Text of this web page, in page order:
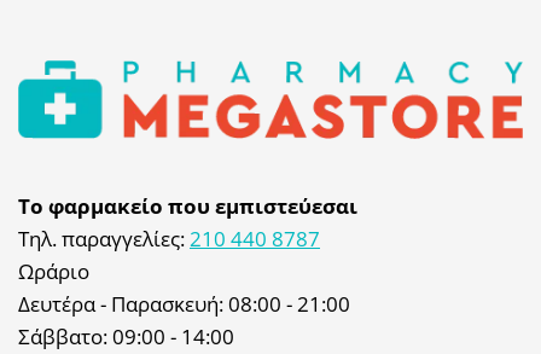
Το φαρμακείο που εμπιστεύεσαι
Τηλ. παραγγελίες:210 440 8787
Ωράριο
Δευτέρα - Παρασκευή: 08:00 - 21:00
Σάββατο: 09:00 - 14:00